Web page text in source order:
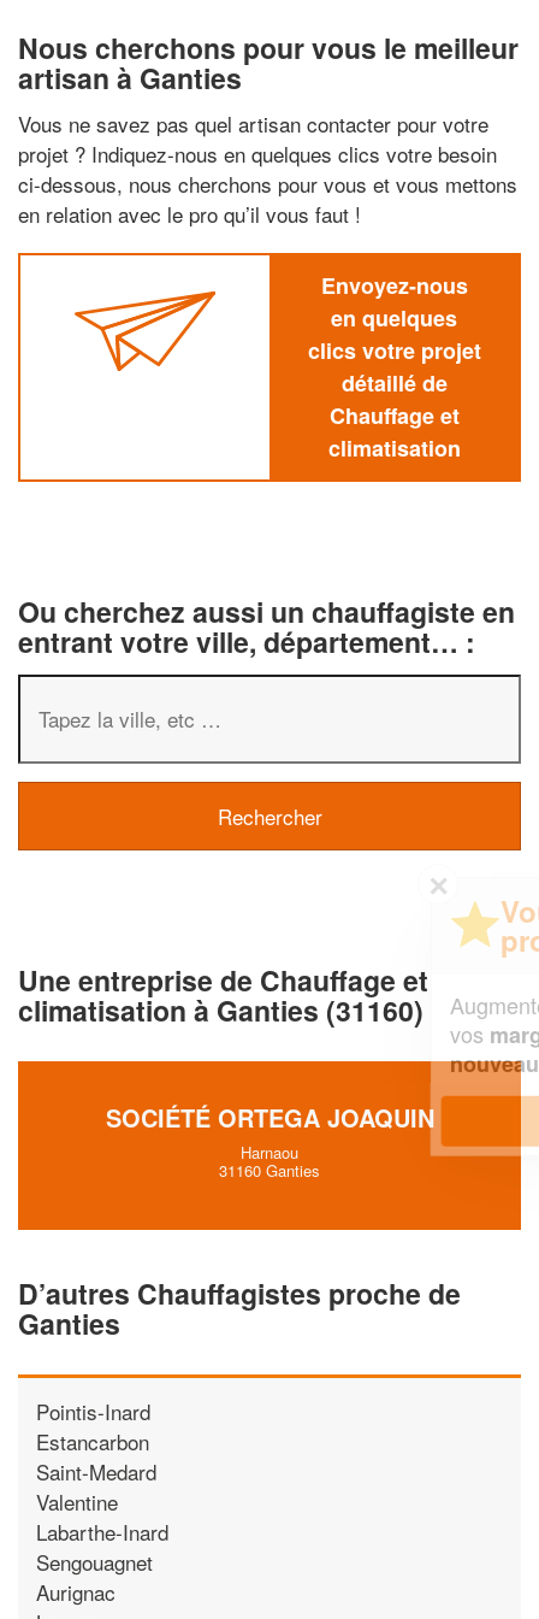
Nous cherchons pour vous le meilleur
artisan à Ganties
Vous ne savez pas quel artisan contacter pour votre
projet ? Indiquez-nous en quelques clics votre besoin
ci-dessous, nous cherchons pour vous et vous mettons
en relation avec le pro qu’il vous faut !
Envoyez-nous
en quelques
clics votre projet
détaillé de
Chauffage et
climatisation
Ou cherchez aussi un chauffagiste en
entrant votre ville, département… :
Une entreprise de Chauffage et
climatisation à Ganties (31160)
SOCIÉTÉ ORTEGA JOAQUIN
Harnaou
31160 Ganties
D’autres Chauffagistes proche de
Ganties
Pointis-Inard
Estancarbon
Saint-Medard
Valentine
Labarthe-Inard
Sengouagnet
Aurignac
Augmentez votre chiffre d'affaireset
tout en gagnant de
nouveaux clients!
En savoir plus